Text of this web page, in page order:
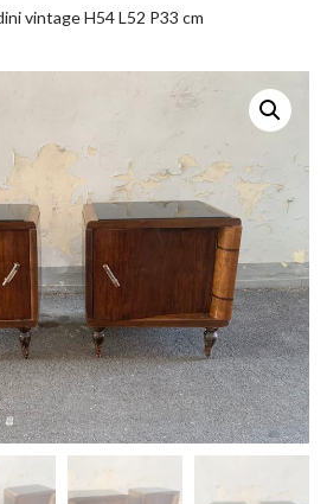
vintage H54 L52 P33 cm